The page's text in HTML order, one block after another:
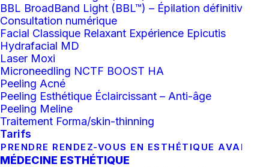
BBL BroadBand Light (BBL™) – Épilation définitive
Consultation numérique
Facial Classique Relaxant Expérience Epicutis
Hydrafacial MD
Laser Moxi
Microneedling NCTF BOOST HA
Peeling Acné
Peeling Esthétique Éclaircissant – Anti-âge
Peeling Meline
Traitement Forma/skin-thinning
Tarifs
PRENDRE RENDEZ-VOUS EN ESTHÉTIQUE AVANCÉ
MÉDECINE ESTHÉTIQUE
COEUR